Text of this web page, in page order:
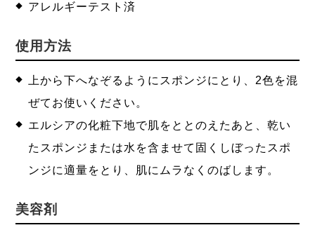
アレルギーテスト済
使用方法
上から下へなぞるようにスポンジにとり、2色を混
ぜてお使いください。
エルシアの化粧下地で肌をととのえたあと、乾い
たスポンジまたは水を含ませて固くしぼったスポ
ンジに適量をとり、肌にムラなくのばします。
美容剤